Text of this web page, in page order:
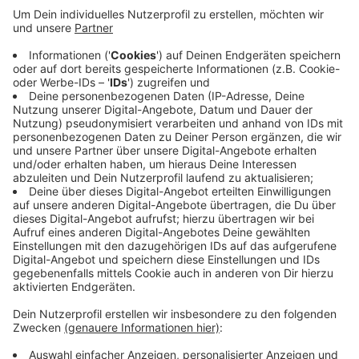
Anzeige
Das sei ein wichtiges Signal, dass sich die Kitas immer
weiterentwickeln und immer weiter Qualität
garantieren würden. Gerade während der Corona-Zeit
sei das keine Selbstverständlichkeit, heißt es aus
Hilden. Die Kitas wurden unter anderem ausgezeichnet
als "Haus der Kleinen Forscher" und "Bildung für
Nachhaltige Entwicklung".
Anzeige